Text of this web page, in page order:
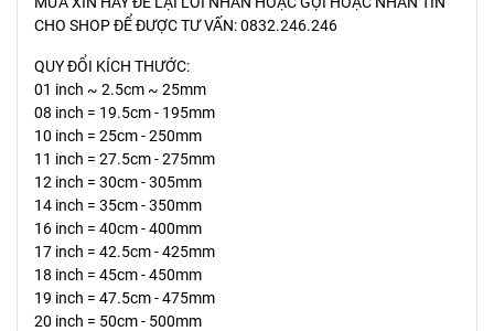
CHO SHOP ĐỂ ĐƯỢC TƯ VẤN: 0832.246.246
QUY ĐỔI KÍCH THƯỚC:
01 inch ~ 2.5cm ~ 25mm
08 inch = 19.5cm - 195mm
10 inch = 25cm - 250mm
11 inch = 27.5cm - 275mm
12 inch = 30cm - 305mm
14 inch = 35cm - 350mm
16 inch = 40cm - 400mm
17 inch = 42.5cm - 425mm
18 inch = 45cm - 450mm
19 inch = 47.5cm - 475mm
20 inch = 50cm - 500mm